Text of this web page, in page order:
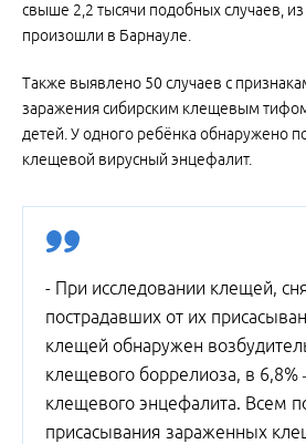
свыше 2,2 тысячи подобных случаев,
произошли в Барнауле.
Также выявлено 50 случаев с
заражения сибирским клещевым
детей. У одного ребёнка обнаружено
клещевой вирусный энцефалит.
- При исследовании клещей,
пострадавших от их
клещей обнаружен
клещевого боррелиоза, в 6,8%
клещевого энцефалита. Всем
присасывания зараженных